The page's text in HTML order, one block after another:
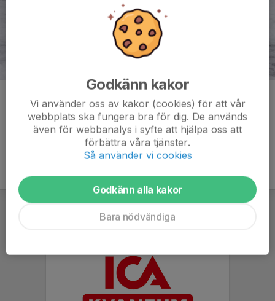
Kommentarer
Godkänn kakor
Vi använder oss av kakor (cookies) för att vår
webbplats ska fungera bra för dig. De används
även för webbanalys i syfte att hjälpa oss att
förbättra våra tjänster.
Så använder vi cookies
Godkänn alla kakor
Bara nödvändiga